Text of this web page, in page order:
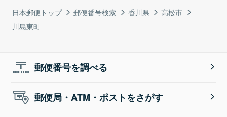
日本郵便トップ 郵便番号検索 香川県
高松市
川島東町
郵便番号を調べる
郵便局・ATM・ポストをさがす